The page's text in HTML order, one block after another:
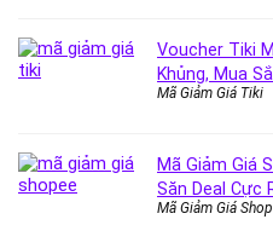
Voucher Tiki
Khủng, Mua
Mã Giảm Giá Tiki
Mã Giảm Giá
Săn Deal Cực
Mã Giảm Giá